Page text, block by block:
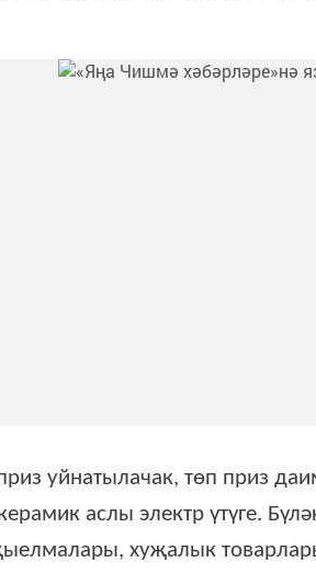
уйнатылачак, төп приз
аслы электр үтүге.
хуҗалык